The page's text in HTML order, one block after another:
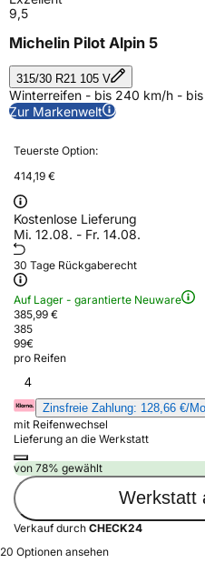
9,5
Michelin Pilot Alpin 5
315/30 R21 105 V
Winterreifen - bis 240 km/h -
Zur Markenwelt
Teuerste Option:
414,19 €
Kostenlose Lieferung
Mi. 12.08. - Fr. 14.08.
30 Tage Rückgaberecht
Auf Lager - garantierte Neuware
385,99 €
385
99€
pro Reifen
4
Zinsfreie Zahlung: 128,66 €/
mit Reifenwechsel
Lieferung an die Werkstatt
von 78% gewählt
Werkstatt
Verkauf durch CHECK24
20 Optionen ansehen